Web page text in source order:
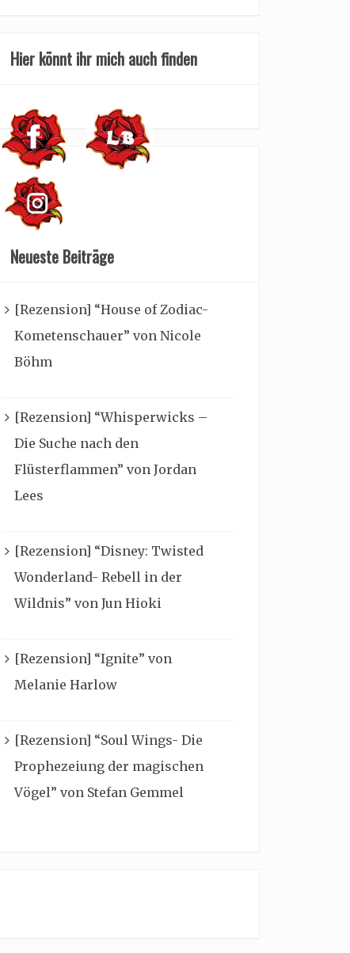
Hier könnt ihr mich auch finden
Neueste Beiträge
[Rezension] “House of Zodiac-
Kometenschauer” von Nicole
Böhm
[Rezension] “Whisperwicks –
Die Suche nach den
Flüsterflammen” von Jordan
Lees
[Rezension] “Disney: Twisted
Wonderland- Rebell in der
Wildnis” von Jun Hioki
[Rezension] “Ignite” von
Melanie Harlow
[Rezension] “Soul Wings- Die
Prophezeiung der magischen
Vögel” von Stefan Gemmel